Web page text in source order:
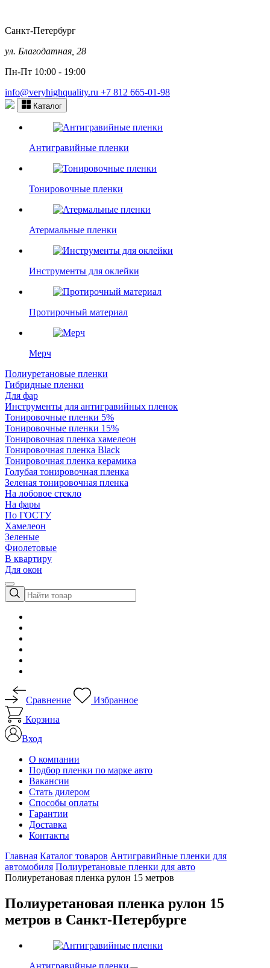
Санкт-Петербург
ул. Благодатная, 28
Пн-Пт 10:00 - 19:00
info@veryhighquality.ru +7 812 665-01-98
Каталог
Антигравийные пленки
Тонировочные пленки
Атермальные пленки
Инструменты для оклейки
Протирочный материал
Мерч
Полиуретановые пленки
Гибридные пленки
Для фар
Инструменты для антигравийных пленок
Тонировочные пленки 5%
Тонировочные пленки 15%
Тонировочная пленка хамелеон
Тонировочная пленка Black
Тонировочная пленка керамика
Голубая тонировочная пленка
Зеленая тонировочная пленка
На лобовое стекло
На фары
По ГОСТУ
Хамелеон
Зеленые
Фиолетовые
В квартиру
Для окон
Сравнение
Избранное
Корзина
Вход
О компании
Подбор пленки по марке авто
Вакансии
Стать дилером
Способы оплаты
Гарантии
Доставка
Контакты
Главная Каталог товаров Антигравийные пленки для
автомобиля Полиуретановые пленки для авто
Полиуретановая пленка рулон 15 метров
Полиуретановая пленка рулон 15
метров в Санкт-Петербурге
Антигравийные пленки